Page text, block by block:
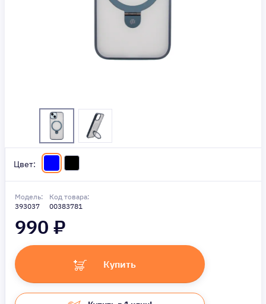
Цвет:
Модель:
393037
Код товара:
00383781
990 ₽
Купить